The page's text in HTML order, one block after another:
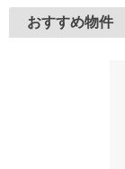
おすすめ物件